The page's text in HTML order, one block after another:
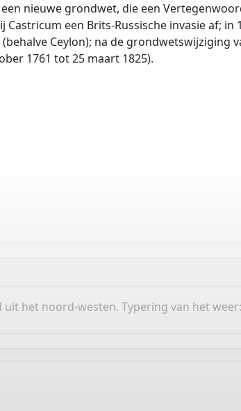
nieuwe grondwet, die een
een Brits-Russische invasie af; in
Ceylon); na de grondwetswijziging
1761 tot 25 maart 1825).
het noord-westen. Typering van het